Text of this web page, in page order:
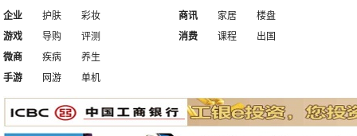
企业
护肤
彩妆
游戏
导购 评测
商讯 家居
楼盘
消费
课程
出国
微商
疾病
养生
手游
网游 单机